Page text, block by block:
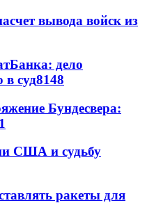
вывода войск из
дело
в суд8148
Бундесвера:
США и судьбу
ракеты для